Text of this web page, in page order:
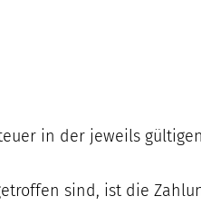
in der jeweils
sind, ist die